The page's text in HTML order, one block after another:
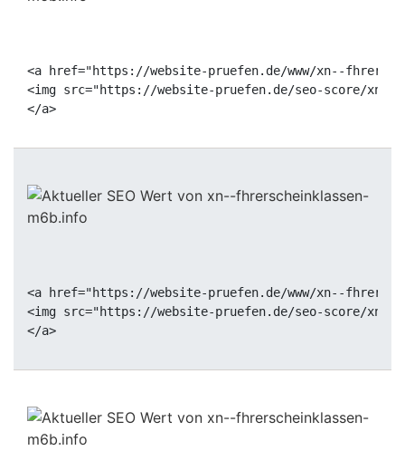
<a href="https://website-pruefen.de/www/xn--
<img src="https://website-pruefen.de/seo-score/xn--
<a href="https://website-pruefen.de/www/xn--
<img src="https://website-pruefen.de/seo-score/xn--